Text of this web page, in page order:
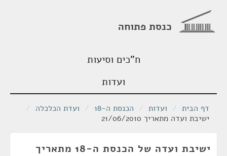
כנסת פתוחה
ח"כים וסיעות
ועדות
דף הבית / ועדות / הכנסת ה-18 / ועדת הכלכלה /
ישיבת ועדה מתאריך 21/06/2010
ישיבת ועדה של הכנסת ה-18 מתאריך